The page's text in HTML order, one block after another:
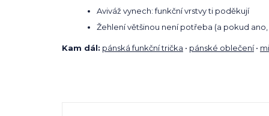
Aviváž vynech: funkční vrstvy ti poděkují
Žehlení většinou není potřeba (a pokud
Kam dál: pánská funkční trička • pánské oblečení•